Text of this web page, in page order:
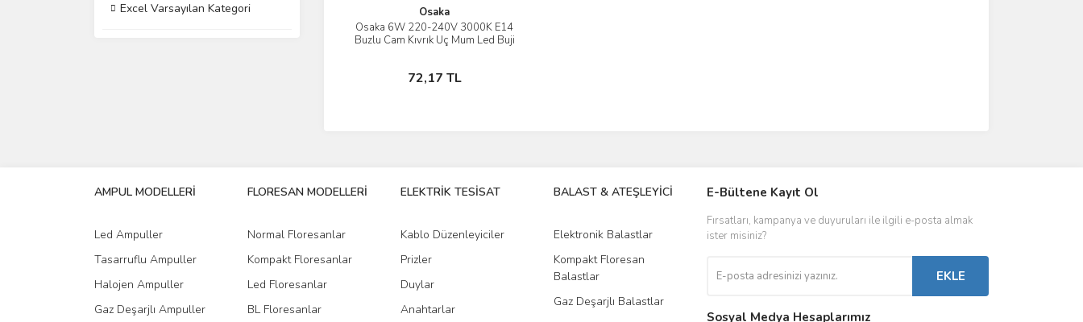
Excel Varsayılan Kategori
Osaka
Osaka 6W 220-240V 3000K E14
Buzlu Cam Kıvrık Uç Mum Led Buji
72,17 TL
İncele
Stokta Yok
AMPUL MODELLERİ
Led Ampuller
Tasarruflu Ampuller
Halojen Ampuller
Gaz Deşarjlı Ampuller
FLORESAN MODELLERİ
Normal Floresanlar
Kompakt Floresanlar
Led Floresanlar
BL Floresanlar
ELEKTRİK TESİSAT
Kablo Düzenleyiciler
Prizler
Duylar
Anahtarlar
BALAST & ATEŞLEYİCİ
Elektronik Balastlar
Kompakt Floresan
Balastlar
Gaz Deşarjlı Balastlar
DRIVER & TRAFO
Led Driverlar
Kontaktörler
Sigorta & Otomatlar
E-Bültene Kayıt Ol
Fırsatları, kampanya ve duyuruları ile ilgili e-posta almak
ister misiniz?
EKLE
Sosyal Medya Hesaplarımız